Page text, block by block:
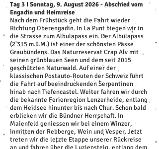
Tag 3 I Sonntag, 9. August 2026 - Abschied vom
Engadin und Heimreise
Nach dem Frühstück geht die Fahrt wieder
Richtung Oberengadin. In La Punt biegen wir in
die Strasse zum Albulapass ein. Der Albulapass
(2'315 m.ü.M.) ist einer der schönsten Pässe
Graubündens. Das Naturreservat Crap Alv mit
seinen grünblauen Seen und dem seit 2015
geschützten Naturwald. Auf einer der
klassischen Postauto-Routen der Schweiz führt
die Fahrt auf beeindruckenden Serpentinen
hinab nach Tiefencastel. Weiter fahren wir durch
die bekannte Ferienregion Lenzerheide, entlang
dem Heidsee hinunter bis nach Chur. Schon bald
erblicken wir die Bündner Herrschaft. In
Maienfeld geniessen wir bei einem Winzer,
inmitten der Rebberge, Wein und Vesper. Jetzt
treten wir die letzte Etappe unserer Rückreise